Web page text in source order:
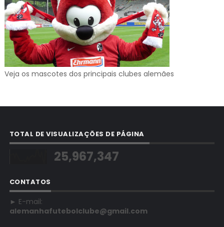
Veja os mascotes dos principais clubes alemães
TOTAL DE VISUALIZAÇÕES DE PÁGINA
25,967,347
CONTATOS
► E-mail:
alemanhafutebolclube@gmail.com